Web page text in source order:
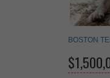
BOSTON